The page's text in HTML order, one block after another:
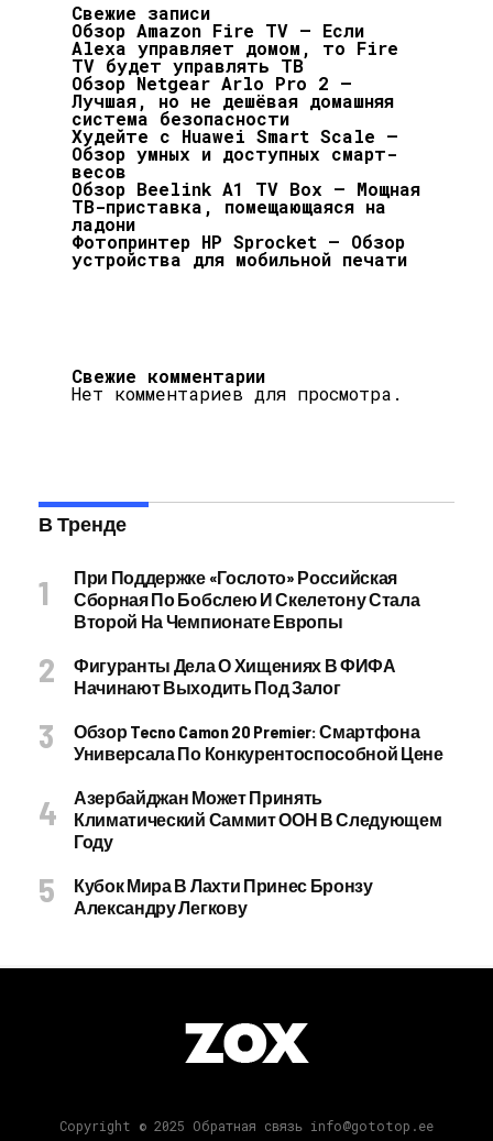
Свежие записи
Обзор Amazon Fire TV — Если
Alexa управляет домом, то Fire
TV будет управлять ТВ
Обзор Netgear Arlo Pro 2 —
Лучшая, но не дешёвая домашняя
система безопасности
Худейте с Huawei Smart Scale —
Обзор умных и доступных смарт-
весов
Обзор Beelink A1 TV Box — Мощная
ТВ-приставка, помещающаяся на
ладони
Фотопринтер HP Sprocket — Обзор
устройства для мобильной печати
Свежие комментарии
Нет комментариев для просмотра.
В Тренде
При Поддержке «Гослото» Российская
Сборная По Бобслею И Скелетону Стала
Второй На Чемпионате Европы
Фигуранты Дела О Хищениях В ФИФА
Начинают Выходить Под Залог
Обзор Tecno Camon 20 Premier: Смартфона
Универсала По Конкурентоспособной Цене
Азербайджан Может Принять
Климатический Саммит ООН В Следующем
Году
Кубок Мира В Лахти Принес Бронзу
Александру Легкову
Copyright © 2025 Обратная связь info@gototop.ee